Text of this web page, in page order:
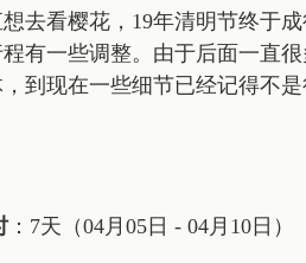
去看樱花，19年清明节终于
程有一些调整。由于后面一直
到现在一些细节已经记得不
：7天（04月05日 - 04月10日）